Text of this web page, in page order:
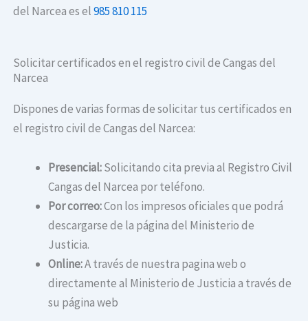
del Narcea​ es el985 810 115
Solicitar certificados en el registro civil de Cangas del
Narcea​
Dispones de varias formas de solicitar tus certificados en
el registro civil de Cangas del Narcea​:
Presencial:Solicitando cita previa al Registro Civil
Cangas del Narcea​ por teléfono.
Por correo:Con los impresos oficiales que podrá
descargarse de la página del Ministerio de
Justicia.
Online:A través de nuestra pagina web o
directamente al Ministerio de Justicia a través de
su página web